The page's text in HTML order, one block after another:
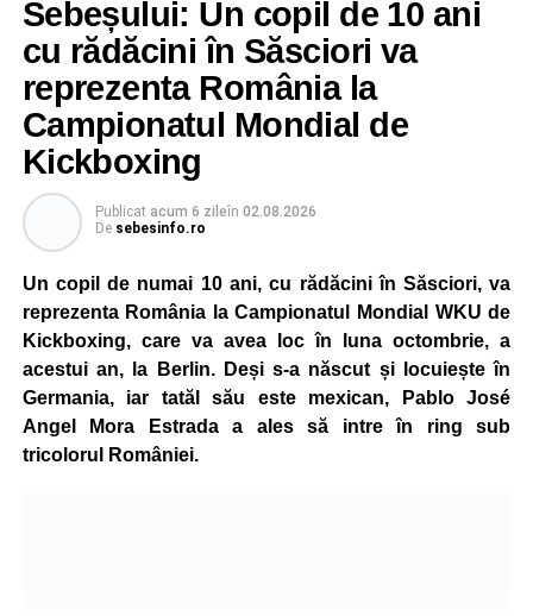
Sebeșului: Un copil de 10 ani
cu rădăcini în Săsciori va
reprezenta România la
Campionatul Mondial de
Kickboxing
Publicat acum 6 zileîn 02.08.2026
De sebesinfo.ro
Un copil de numai 10 ani, cu rădăcini în Săsciori, va
reprezenta România la Campionatul Mondial WKU de
Kickboxing, care va avea loc în luna octombrie, a
acestui an, la Berlin. Deși s-a născut și locuiește în
Germania, iar tatăl său este mexican, Pablo José
Angel Mora Estrada a ales să intre în ring sub
tricolorul României.